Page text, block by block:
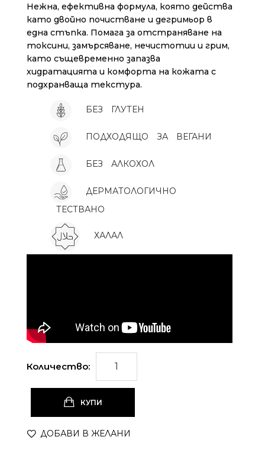
Нежна, ефективна формула, която действа
като двойно почистване и дегримьор в
една стъпка. Помага за отстраняване на
токсини, замърсяване, нечистотии и грим,
като същевременно запазва
хидратацията и комфорта на кожата с
подхранваща текстура.
БЕЗ ГЛУТЕН
ПОДХОДЯЩО ЗА ВЕГАНИ
БЕЗ АЛКОХОЛ
ДЕРМАТОЛОГИЧНО
ТЕСТВАНО
ХАЛАЛ
Количество:
КУПИ
ДОБАВИ В ЖЕЛАНИ